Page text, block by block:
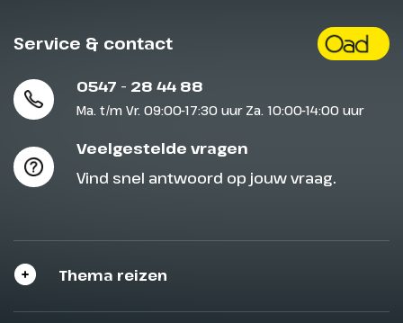
Service & contact
0547 - 28 44 88
Ma. t/m Vr. 09:00-17:30 uur Za. 10:00-14:00 uur
Veelgestelde vragen
Vind snel antwoord op jouw vraag.
Thema reizen